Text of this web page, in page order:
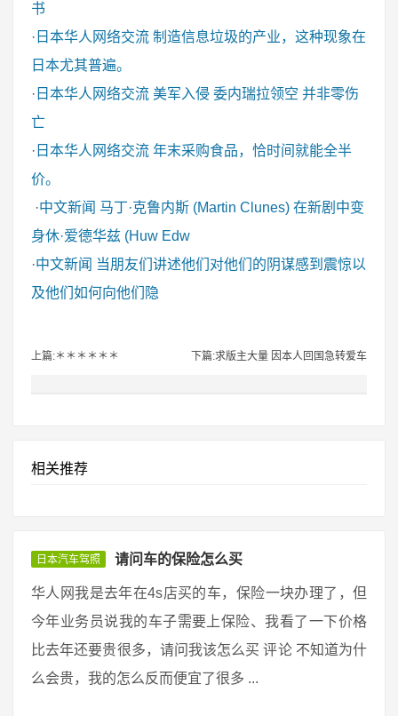
书
· 日本华人网络交流 制造信息垃圾的产业，这种现象在
日本尤其普遍。
· 日本华人网络交流 美军入侵 委内瑞拉领空 并非零伤
亡
· 日本华人网络交流 年末采购食品，恰时间就能全半
价。
·中文新闻 马丁·克鲁内斯 (Martin Clunes) 在新剧中变
身休·爱德华兹 (Huw Edw
·中文新闻 当朋友们讲述他们对他们的阴谋感到震惊以
及他们如何向他们隐
上篇:＊＊＊＊＊＊ 下篇:求版主大量 因本人回国急转爱车
相关推荐
日本汽车驾照 请问车的保险怎么买
华人网我是去年在4s店买的车，保险一块办理了，但
今年业务员说我的车子需要上保险、我看了一下价格
比去年还要贵很多，请问我该怎么买 评论 不知道为什
么会贵，我的怎么反而便宜了很多 ...